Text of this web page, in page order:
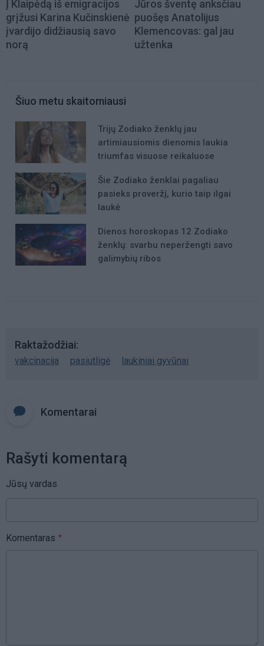
Į Klaipėdą iš emigracijos
grįžusi Karina Kučinskienė
įvardijo didžiausią savo
norą
Jūros šventę anksčiau
puošęs Anatolijus
Klemencovas: gal jau
užtenka
Šiuo metu skaitomiausi
Trijų Zodiako ženklų jau
artimiausiomis dienomis laukia
triumfas visuose reikaluose
Šie Zodiako ženklai pagaliau
pasieks proveržį, kurio taip ilgai
laukė
Dienos horoskopas 12 Zodiako
ženklų: svarbu neperžengti savo
galimybių ribos
Raktažodžiai
vakcinacija pasiutligė laukiniai gyvūnai
Komentarai
Rašyti komentarą
Jūsų vardas
Komentaras